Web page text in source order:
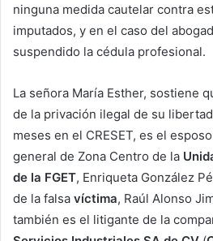
ninguna medida cautelar contra
imputados, y en el caso del
suspendido la cédula profesional.
La señora María Esther, sostiene
de la privación ilegal de su
meses en el CRESET, es el
general de Zona Centro de la
de la FGET, Enriqueta González
de la falsa víctima, Raúl Alonso
también es el litigante de la